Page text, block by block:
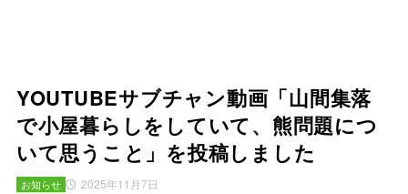
YOUTUBEサブチャン動画「山間集落
で小屋暮らしをしていて、熊問題につ
いて思うこと」を投稿しました
2025年11月7日
お知らせ